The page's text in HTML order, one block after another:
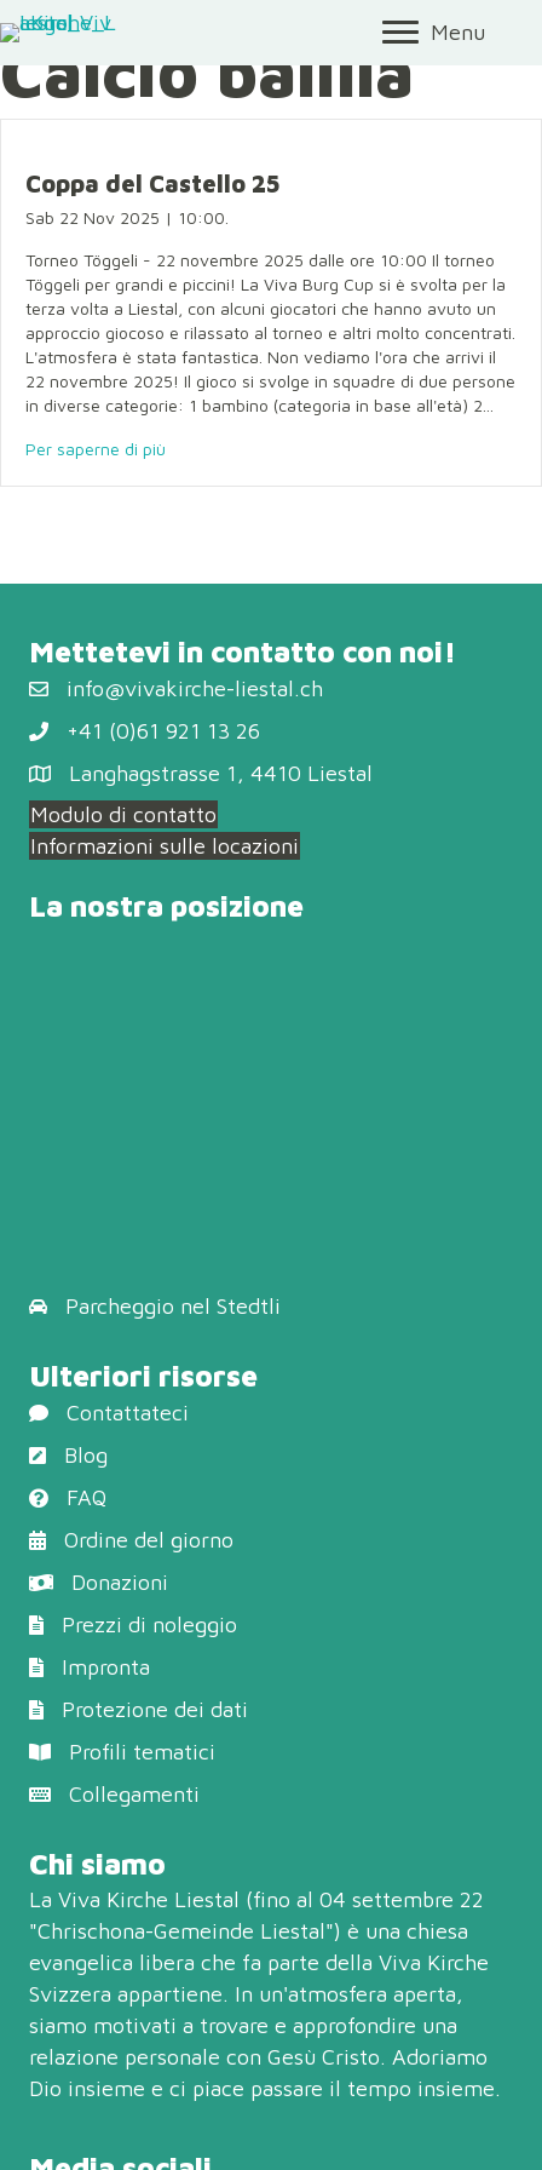
Menu
Calcio balilla
Coppa del Castello 25
Sab 22 Nov 2025 | 10:00.
Torneo Töggeli - 22 novembre 2025 dalle ore 10:00 Il torneo
Töggeli per grandi e piccini! La Viva Burg Cup si è svolta per la
terza volta a Liestal, con alcuni giocatori che hanno avuto un
approccio giocoso e rilassato al torneo e altri molto concentrati.
L'atmosfera è stata fantastica. Non vediamo l'ora che arrivi il
22 novembre 2025! Il gioco si svolge in squadre di due persone
in diverse categorie: 1 bambino (categoria in base all'età) 2...
Per saperne di più
Mettetevi in contatto con noi!
info@vivakirche-liestal.ch
+41 (0)61 921 13 26
Langhagstrasse 1, 4410 Liestal
Modulo di contatto
Informazioni sulle locazioni
La nostra posizione
Parcheggio nel Stedtli
Ulteriori risorse
Contattateci
Blog
FAQ
Ordine del giorno
Donazioni
Prezzi di noleggio
Impronta
Protezione dei dati
Profili tematici
Collegamenti
Chi siamo
La Viva Kirche Liestal (fino al 04 settembre 22
"Chrischona-Gemeinde Liestal") è una chiesa
evangelica libera che fa parte della Viva Kirche
Svizzera appartiene. In un'atmosfera aperta,
siamo motivati a trovare e approfondire una
relazione personale con Gesù Cristo. Adoriamo
Dio insieme e ci piace passare il tempo insieme.